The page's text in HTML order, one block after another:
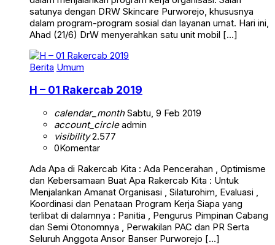
satunya dengan DRW Skincare Purworejo, khususnya
dalam program-program sosial dan layanan umat. Hari ini,
Ahad (21/6) DrW menyerahkan satu unit mobil […]
Berita Umum
H – 01 Rakercab 2019
calendar_monthSabtu, 9 Feb 2019
account_circleadmin
visibility2.577
0Komentar
Ada Apa di Rakercab Kita : Ada Pencerahan , Optimisme
dan Kebersamaan Buat Apa Rakercab Kita : Untuk
Menjalankan Amanat Organisasi , Silaturohim, Evaluasi ,
Koordinasi dan Penataan Program Kerja Siapa yang
terlibat di dalamnya : Panitia , Pengurus Pimpinan Cabang
dan Semi Otonomnya , Perwakilan PAC dan PR Serta
Seluruh Anggota Ansor Banser Purworejo […]